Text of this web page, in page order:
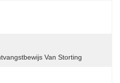
Van Storting